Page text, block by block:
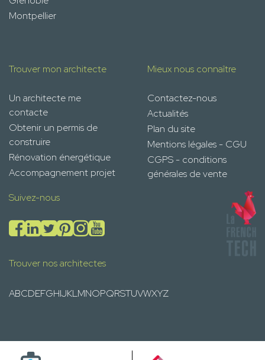
Montpellier
Trouver mon architecte
Un architecte me
contacte
Obtenir un permis de
construire
Rénovation énergétique
Accompagnement projet
Mieux nous connaître
Contactez-nous
Actualités
Plan du site
Mentions légales - CGU
CGPS - conditions
générales de vente
Suivez-nous
Trouver nos architectes
ABCDEFGHIJKLMNOPQRSTUVWXYZ